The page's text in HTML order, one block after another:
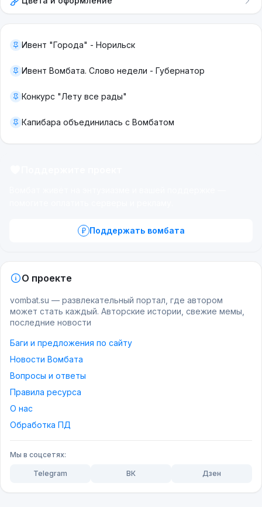
Ивент "Города" - Норильск
Ивент Вомбата. Слово недели - Губернатор
Конкурс "Лету все рады"
Капибара объединилась с Вомбатом
Поддержать вомбата
О проекте
vombat.su — развлекательный портал, где автором
может стать каждый. Авторские истории, свежие мемы,
последние новости
Баги и предложения по сайту
Новости Вомбата
Вопросы и ответы
Правила ресурса
О нас
Обработка ПД
Мы в соцсетях:
Telegram ВК Дзен